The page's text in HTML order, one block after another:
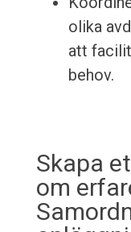
olika
att
behov.
Skapa
om